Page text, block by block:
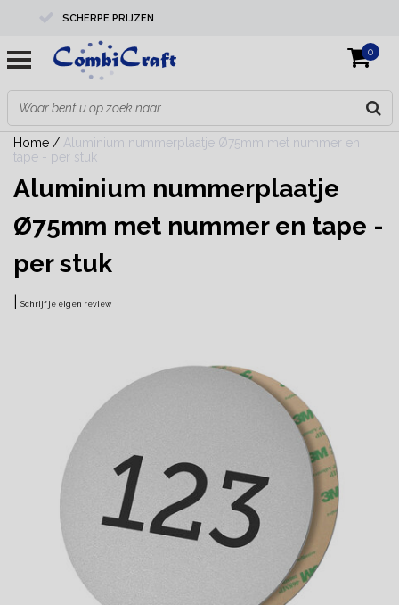
SCHERPE PRIJZEN
PROFESSIONELE KWALITEIT
EXPERTS IN MAATWERK
0
Home / Aluminium nummerplaatje Ø75mm met nummer en
tape - per stuk
Aluminium nummerplaatje
Ø75mm met nummer en tape -
per stuk
Schrijf je eigen review